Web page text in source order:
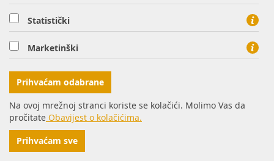
03.07.2024. Planirani radovi na plinskoj mreži - Pakrac
03.07.2024. - 04.07.2024. - Planirani radovi na plinskoj
mreži - Sirač
03.07.2024. Neplanirani radovi na plinskoj mreži - Lozan
04.07.2024. Planirani radovi na plinskoj mreži - Osijek
Statistički
Marketinški
Prihvaćam odabrane
Na ovoj mrežnoj stranci koriste se kolačići. Molimo Vas da
pročitate Obavijest o kolačićima.
Prihvaćam sve